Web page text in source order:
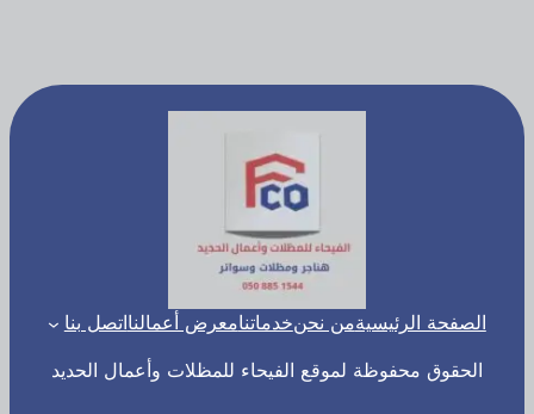
الصفحة الرئيسيةمن نحنخدماتنامعرض أعمالنااتصل بنا
الحقوق محفوظة لموقع الفيحاء للمظلات وأعمال الحديد